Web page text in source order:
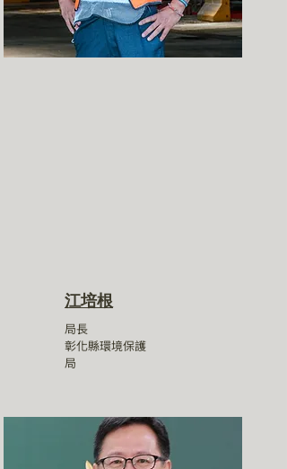
江培根
局長
彰化縣環境保護
局